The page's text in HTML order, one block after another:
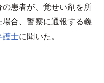
患者が、覚せい剤を所
合、警察に通報する義
護士に聞いた。